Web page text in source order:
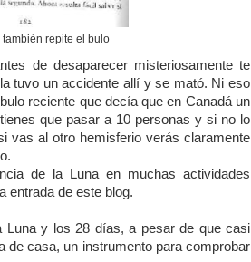
repite el bulo
de desaparecer misteriosamente te
tuvo un accidente allí y se mató. Ni eso
reciente que decía que en Canadá un
que pasar a 10 personas y si no lo
vas al otro hemisferio verás claramente
de
la Luna en muchas actividades
entrada de este blog.
Lunay los 28 días, a pesar de que casi
de casa, un instrumento para comprobar